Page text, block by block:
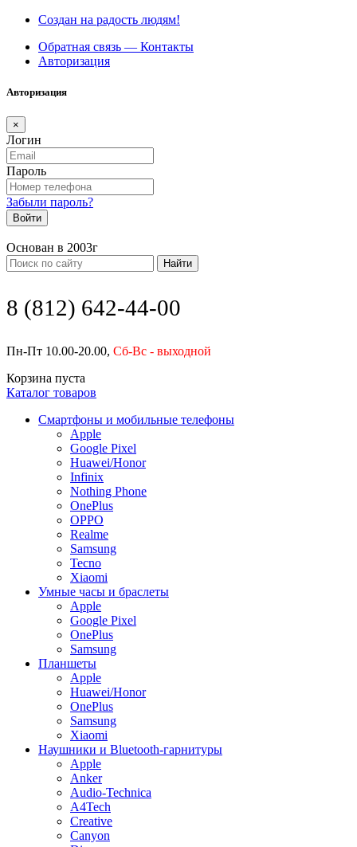
Создан на радость людям!
Обратная связь — Контакты
Авторизация
Авторизация
×
Логин
Пароль
Забыли пароль?
Войти
Основан в 2003г
Найти
8 (812) 642-44-00
Пн-Пт 10.00-20.00, Сб-Вс - выходной
Корзина пуста
Каталог товаров
Смартфоны и мобильные телефоны
Apple
Google Pixel
Huawei/Honor
Infinix
Nothing Phone
OnePlus
OPPO
Realme
Samsung
Tecno
Xiaomi
Умные часы и браслеты
Apple
Google Pixel
OnePlus
Samsung
Планшеты
Apple
Huawei/Honor
OnePlus
Samsung
Xiaomi
Наушники и Bluetooth-гарнитуры
Apple
Anker
Audio-Technica
A4Tech
Creative
Canyon